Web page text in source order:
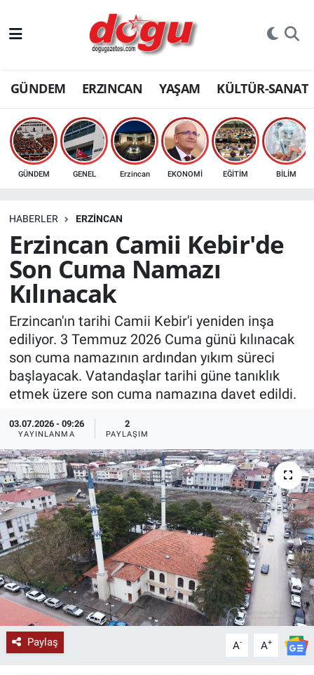
GÜNDEM ERZINCAN YAŞAM KÜLTÜR-SANAT
GÜNDEM GENEL Erzincan EKONOMİ EĞİTİM BİLİM
HABERLER ERZINCAN
Erzincan Camii Kebir'de
Son Cuma Namazı
Kılınacak
Erzincan'ın tarihi Camii Kebir'i yeniden inşa
ediliyor. 3 Temmuz 2026 Cuma günü kılınacak
son cuma namazının ardından yıkım süreci
başlayacak. Vatandaşlar tarihi güne tanıklık
etmek üzere son cuma namazına davet edildi.
03.07.2026 - 09:26
YAYINLANMA
2
PAYLAŞIM
Paylaş A- A+
ERZINCAN
GÜNDEM
ERZİNCAN FOTOĞRAFLARI
SAĞLIK
EKONOMİ
Bilim, teknoloji
GENEL
KÜLTÜR-SANAT
Yerel Haber
SPOR
YAŞAM
RESMİ İLAN